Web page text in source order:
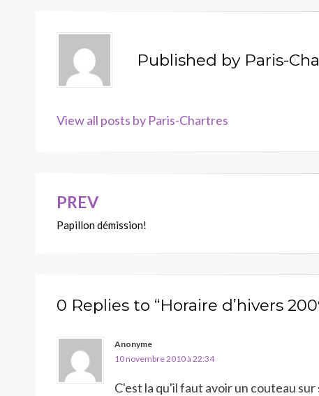
Published by Paris-
View all posts by Paris-Chartres
Navigation
de
PREV
Papillon démission!
0 Replies to “Horaire d’hivers
Anonyme
10 novembre 2010 à 22:34
C'est la qu'il faut avoir un couteau